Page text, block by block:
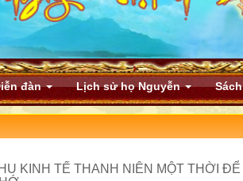
đàn Lịch sử họ Nguyễn Sách
KINH TẾ THANH NIÊN MỘT THỜI ĐỂ